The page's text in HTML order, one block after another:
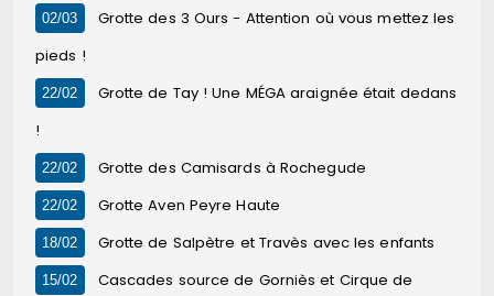
02/03
Grotte des 3 Ours - Attention où vous mettez les
pieds !
22/02
Grotte de Tay ! Une MÉGA araignée était dedans
!
22/02 Grotte des Camisards à Rochegude
22/02 Grotte Aven Peyre Haute
18/02 Grotte de Salpètre et Travès avec les enfants
15/02
Cascades source de Gorniès et Cirque de